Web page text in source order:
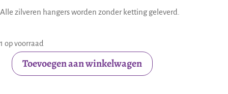
Alle zilveren hangers worden zonder ketting geleverd.
1 op voorraad
Zilveren
Toevoegen aan winkelwagen